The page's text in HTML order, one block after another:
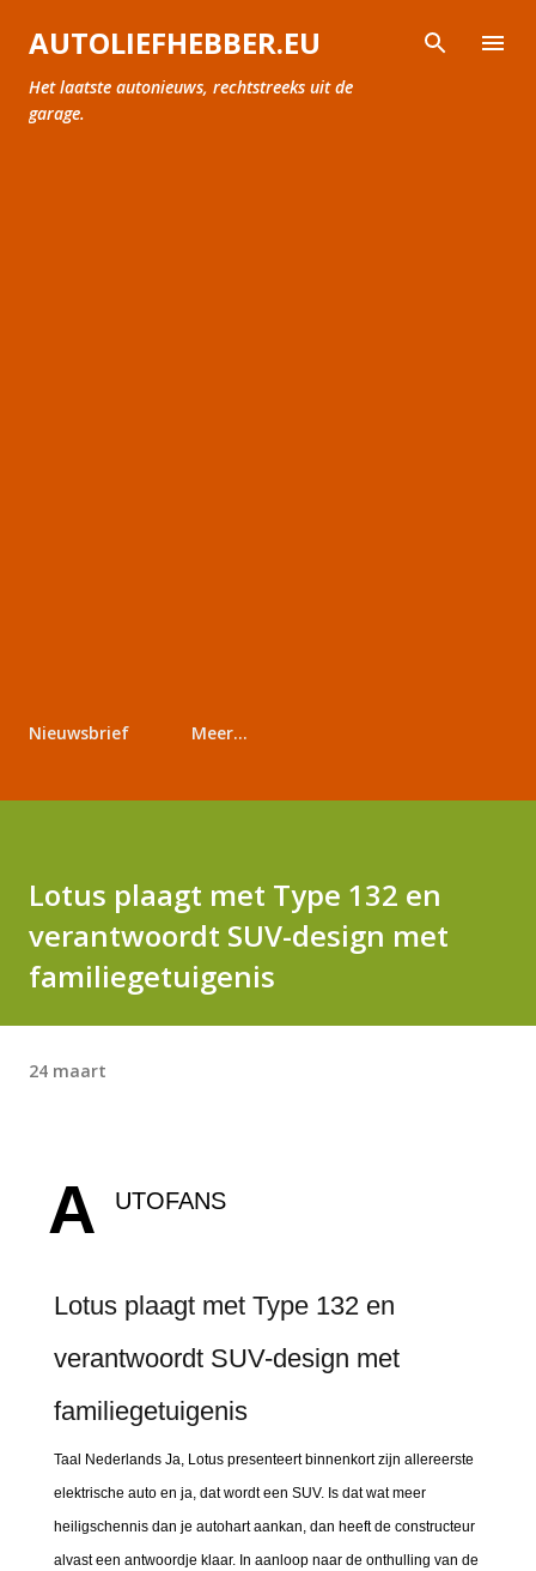
Doorgaan naar hoofdcontent
AUTOLIEFHEBBER.EU
Het laatste autonieuws, rechtstreeks uit de
garage.
Nieuwsbrief Meer…
Lotus plaagt met Type 132 en
verantwoordt SUV-design met
familiegetuigenis
24 maart
A UTOFANS
Lotus plaagt met Type 132 en
verantwoordt SUV-design met
familiegetuigenis
Taal Nederlands Ja, Lotus presenteert binnenkort zijn allereerste
elektrische auto en ja, dat wordt een SUV. Is dat wat meer
heiligschennis dan je autohart aankan, dan heeft de constructeur
alvast een antwoordje klaar. In aanloop naar de onthulling van de